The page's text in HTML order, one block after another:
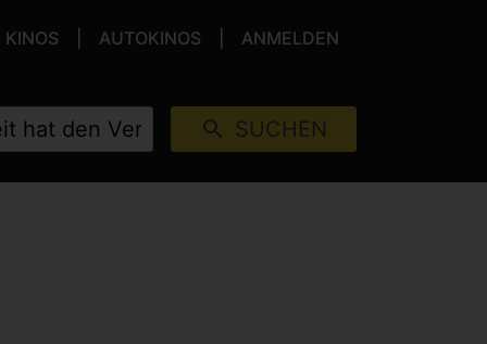
KINOS AUTOKINOS ANMELDEN
SUCHEN